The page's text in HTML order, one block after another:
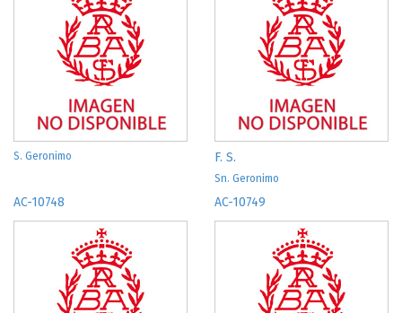
S. Geronimo F. S.
Sn. Geronimo
AC-10748 AC-10749